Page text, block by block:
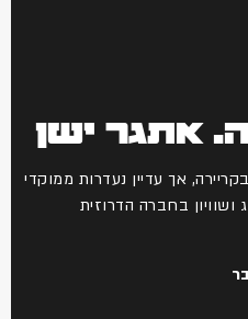
אתגר ישן
אך עדיין נעדרות ממוקדי
ושוויון בחברה הדרוזית